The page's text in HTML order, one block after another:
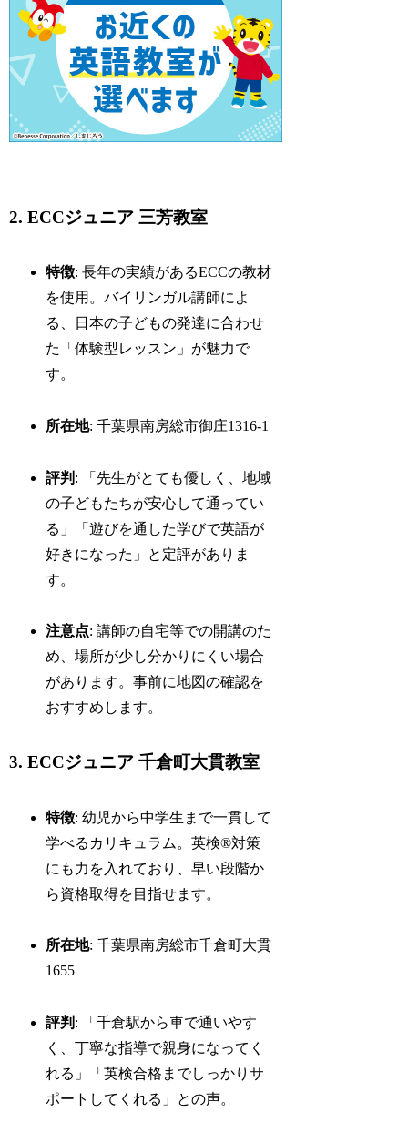
2. ECCジュニア 三芳教室
特徴: 長年の実績があるECCの教材
を使用。バイリンガル講師によ
る、日本の子どもの発達に合わせ
た「体験型レッスン」が魅力で
す。
所在地: 千葉県南房総市御庄1316-1
評判 : 「先生がとても優しく、地域
の子どもたちが安心して通ってい
る」「遊びを通した学びで英語が
好きになった」と定評がありま
す。
注意点: 講師の自宅等での開講のた
め、場所が少し分かりにくい場合
があります。事前に地図の確認を
おすすめします。
3. ECCジュニア 千倉町大貫教室
特徴: 幼児から中学生まで一貫して
学べるカリキュラム。英検®対策
にも力を入れており、早い段階か
ら資格取得を目指せます。
所在地: 千葉県南房総市千倉町大貫
1655
評判 : 「千倉駅から車で通いやす
く、丁寧な指導で親身になってく
れる」「英検合格までしっかりサ
ポートしてくれる」との声。